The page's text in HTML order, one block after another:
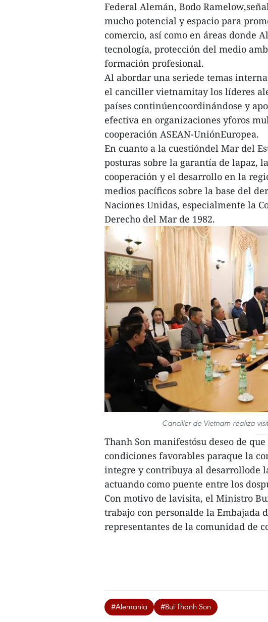
Federal Alemán, Bodo
mucho potencial y espacio para
comercio, así como en áreas donde
tecnología, protección del medio
formación profesional.
Al abordar una seriede temas
el canciller vietnamitay los líderes
países continúencoordinándose y
efectiva en organizaciones yforos
cooperación ASEAN-UniónEuropea.
En cuanto a la cuestióndel Mar del
posturas sobre la garantía de lapaz,
cooperación y el desarrollo en la
medios pacíficos sobre la base del
Naciones Unidas, especialmente la
Derecho del Mar de 1982.
Canciller de Vietnam realiza
Thanh Son manifestósu deseo de
condiciones favorables paraque la
integre y contribuya al desarrollode
actuando como puente entre los
Con motivo de lavisita, el Ministro
trabajo con personalde la Embajada
representantes de la comunidad de
#Alemania #Bui Thanh Son